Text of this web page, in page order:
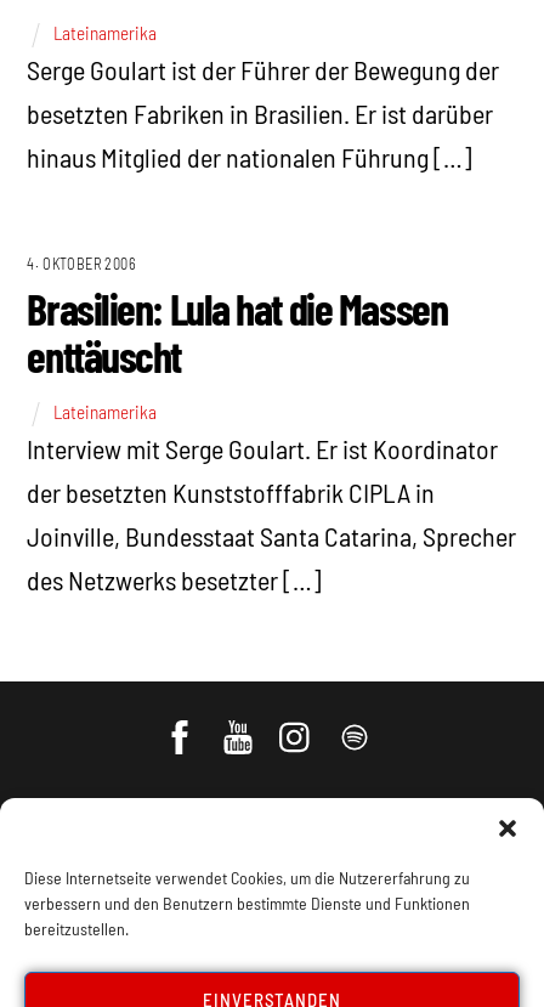
Diese Internetseite verwendet Cookies, um die Nutzererfahrung zu
verbessern und den Benutzern bestimmte Dienste und Funktionen
bereitzustellen.
EINVERSTANDEN
Lateinamerika
Serge Goulart ist der Führer der Bewegung der
besetzten Fabriken in Brasilien. Er ist darüber
hinaus Mitglied der nationalen Führung […]
4. OKTOBER 2006
Brasilien: Lula hat die Massen
enttäuscht
Lateinamerika
Interview mit Serge Goulart. Er ist Koordinator
der besetzten Kunststofffabrik CIPLA in
Joinville, Bundesstaat Santa Catarina, Sprecher
des Netzwerks besetzter […]
Impressum, Offenlegung Cookie Policy